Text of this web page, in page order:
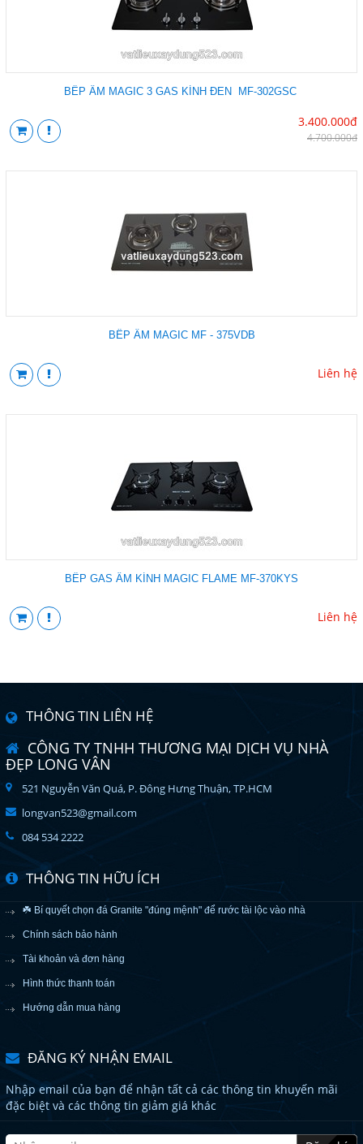
BẾP ÂM MAGIC 3 GAS KÍNH ĐEN MF-302GSC
3.400.000đ
4.700.000đ
BẾP ÂM MAGIC MF - 375VDB
Liên hệ
BẾP GAS ÂM KÍNH MAGIC FLAME MF-370KYS
Liên hệ
THÔNG TIN LIÊN HỆ
CÔNG TY TNHH THƯƠNG MẠI DỊCH VỤ NHÀ
ĐẸP LONG VÂN
521 Nguyễn Văn Quá, P. Đông Hưng Thuận, TP.HCM
longvan523@gmail.com
084 534 2222
THÔNG TIN HỮU ÍCH
☘️ Bí quyết chọn đá Granite "đúng mệnh" để rước tài lộc vào nhà
Chính sách bảo hành
Tài khoản và đơn hàng
Hình thức thanh toán
Hướng dẫn mua hàng
ĐĂNG KÝ NHẬN EMAIL
Nhập email của bạn để nhận tất cả các thông tin khuyến mãi
đặc biệt và các thông tin giảm giá khác